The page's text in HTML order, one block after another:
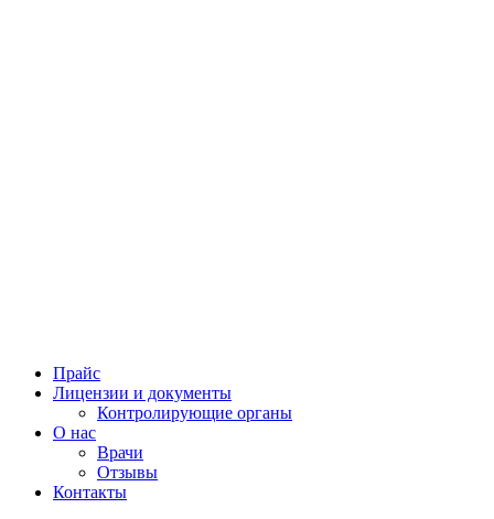
Прайс
Лицензии и документы
Контролирующие органы
О нас
Врачи
Отзывы
Контакты